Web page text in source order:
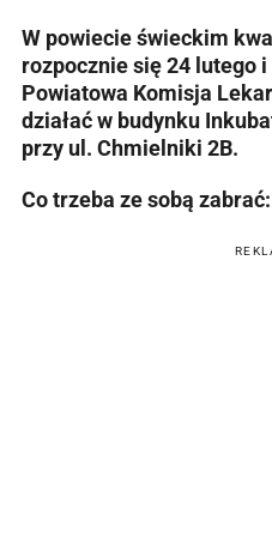
W powiecie świeckim
rozpocznie się 24 lutego
Powiatowa Komisja
działać w budynku
przy ul. Chmielniki 2B.
Co trzeba ze sobą zabrać: